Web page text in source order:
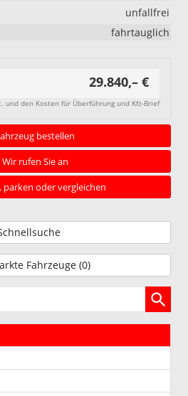
unfallfrei
fahrtauglich
29.840,– €
und den Kosten für Überführung und Kfz-Brief
bestellen
Wir rufen Sie an
parken oder vergleichen
Fahrzeuge (0)